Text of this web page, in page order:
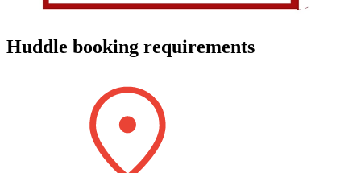
Huddle booking requirements